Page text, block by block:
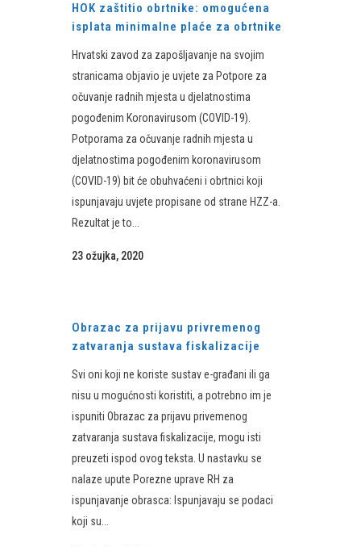
HOK zaštitio obrtnike: omogućena
isplata minimalne plaće za obrtnike
Hrvatski zavod za zapošljavanje na svojim
stranicama objavio je uvjete za Potpore za
očuvanje radnih mjesta u djelatnostima
pogođenim Koronavirusom (COVID-19).
Potporama za očuvanje radnih mjesta u
djelatnostima pogođenim koronavirusom
(COVID-19) bit će obuhvaćeni i obrtnici koji
ispunjavaju uvjete propisane od strane HZZ-a.
Rezultat je to...
23 ožujka, 2020
Obrazac za prijavu privremenog
zatvaranja sustava fiskalizacije
Svi oni koji ne koriste sustav e-građani ili ga
nisu u mogućnosti koristiti, a potrebno im je
ispuniti Obrazac za prijavu privemenog
zatvaranja sustava fiskalizacije, mogu isti
preuzeti ispod ovog teksta. U nastavku se
nalaze upute Porezne uprave RH za
ispunjavanje obrasca: Ispunjavaju se podaci
koji su...